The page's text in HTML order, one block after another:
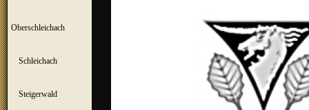
Oberschleichach
Schleichach
Steigerwald